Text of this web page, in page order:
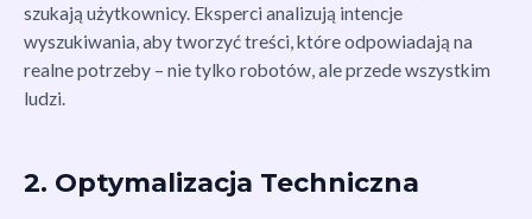
szukają użytkownicy. Eksperci analizują intencje
wyszukiwania, aby tworzyć treści, które odpowiadają na
realne potrzeby – nie tylko robotów, ale przede wszystkim
ludzi.
2. Optymalizacja Techniczna